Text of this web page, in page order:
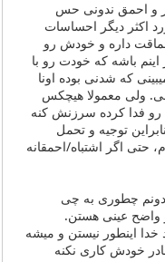
و احمق ندونی حس
اکثر دیگر احساسات
داره و خودش رو
باشه که خودت رو با
که شدنی بوده اونا
ولی معمولا هیچکس
فدا کرده سرزنش کنه
توجیه و تحمل
حتی اگر اشتباه/احمقانه
چطوری به چی
واضح عینی هستن.
اینطور نیستن و میشه
خودش کاری نکنه